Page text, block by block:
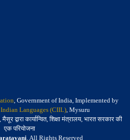
, Government of India, Implemented by
Languages (CIIL), Mysuru
द्वारा कार्यान्वित, शिक्षा मंत्रालय, भारत सरकार की
एक परियोजना
. All Rights Reserved